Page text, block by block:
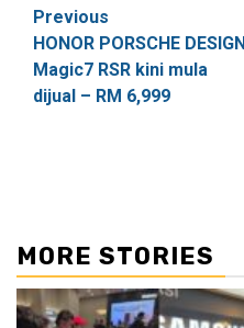
Post
navigation
Previous
HONOR PORSCHE DESIGN
Magic7 RSR kini mula
dijual – RM 6,999
MORE STORIES